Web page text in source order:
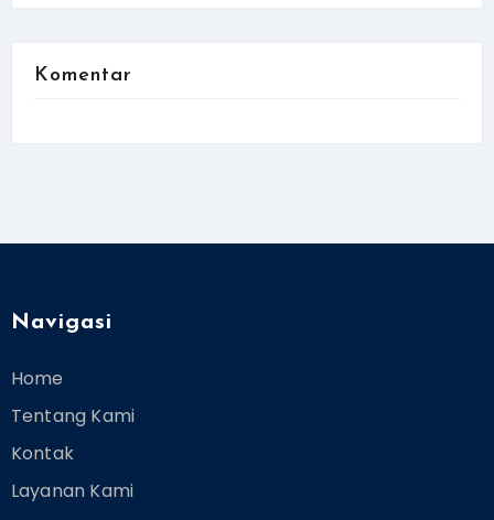
Komentar
Navigasi
Home
Tentang Kami
Kontak
Layanan Kami